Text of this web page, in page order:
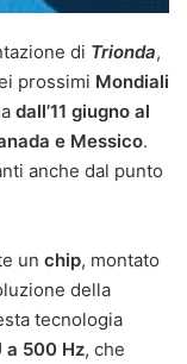
di Trionda,
prossimi Mondiali
dall’11 giugno al
e Messico.
anche dal punto
un chip, montato
della
tecnologia
a 500 Hz, che